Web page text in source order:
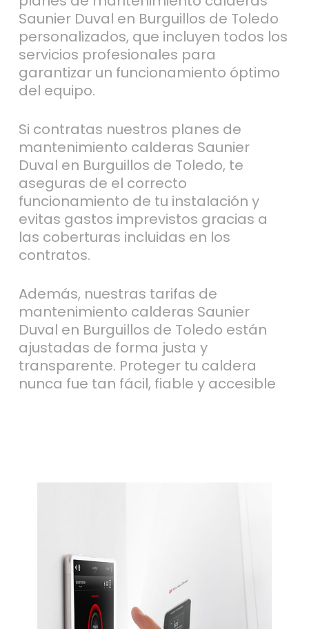
Saunier Duval en Burguillos de Toledo
personalizados, que incluyen todos los
servicios profesionales para
garantizar un funcionamiento óptimo
del equipo.
Si contratas nuestros planes de
mantenimiento calderas Saunier
Duval en Burguillos de Toledo, te
aseguras de el correcto
funcionamiento de tu instalación y
evitas gastos imprevistos gracias a
las coberturas incluidas en los
contratos.
Además, nuestras tarifas de
mantenimiento calderas Saunier
Duval en Burguillos de Toledo están
ajustadas de forma justa y
transparente. Proteger tu caldera
nunca fue tan fácil, fiable y accesible